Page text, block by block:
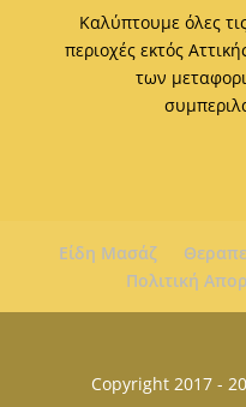
Καλύπτουμε όλες
περιοχές εκτός
των
Είδη Μασάζ
Πολιτική
Copyright 2017 -